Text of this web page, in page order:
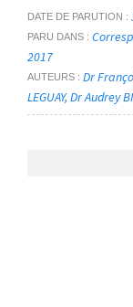
DATE DE PARUTION
PARU DANS
2017
AUTEURS Dr
LEGUAY Dr Audrey